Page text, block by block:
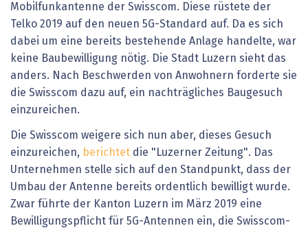
Mobilfunkantenne der Swisscom. Diese rüstete der
Telko 2019 auf den neuen 5G-Standard auf. Da es sich
dabei um eine bereits bestehende Anlage handelte, war
keine Baubewilligung nötig. Die Stadt Luzern sieht das
anders. Nach Beschwerden von Anwohnern forderte sie
die Swisscom dazu auf, ein nachträgliches Baugesuch
einzureichen.
Die Swisscom weigere sich nun aber, dieses Gesuch
einzureichen, berichtet die "Luzerner Zeitung". Das
Unternehmen stelle sich auf den Standpunkt, dass der
Umbau der Antenne bereits ordentlich bewilligt wurde.
Zwar führte der Kanton Luzern im März 2019 eine
Bewilligungspflicht für 5G-Antennen ein, die Swisscom-